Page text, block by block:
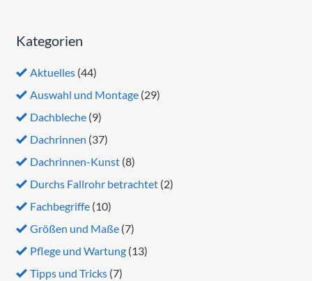
Kategorien
Aktuelles (44)
Auswahl und Montage (29)
Dachbleche (9)
Dachrinnen (37)
Dachrinnen-Kunst (8)
Durchs Fallrohr betrachtet (2)
Fachbegriffe (10)
Größen und Maße (7)
Pflege und Wartung (13)
Tipps und Tricks (7)